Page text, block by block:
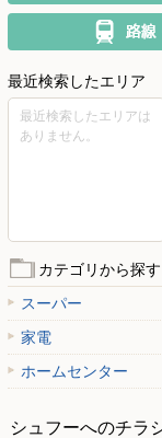
最近検索したエリア
最近検索したエリアは
ありません。
カテゴリから探す
スーパー
家電
ホームセンター
シュフーへのチラ